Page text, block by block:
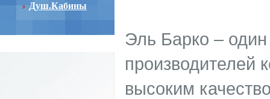
Душ.Кабины
Эль Барко – один
производителей
высоким